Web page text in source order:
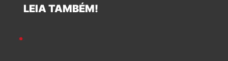
LEIA TAMBÉM!